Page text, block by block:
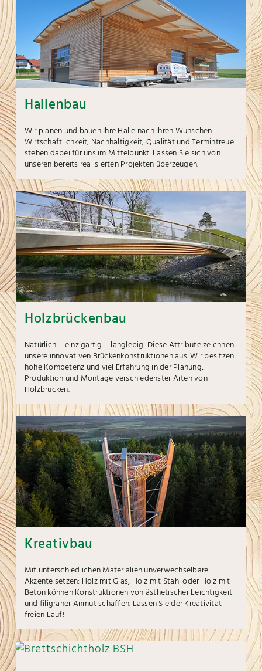
Hallenbau
Wir planen und bauen Ihre Halle nach Ihren Wünschen.
Wirtschaftlichkeit, Nachhaltigkeit, Qualität und Termintreue
stehen dabei für uns im Mittelpunkt. Lassen Sie sich von
unseren bereits realisierten Projekten überzeugen.
Holzbrückenbau
Natürlich – einzigartig – langlebig: Diese Attribute zeichnen
unsere innovativen Brückenkonstruktionen aus. Wir besitzen
hohe Kompetenz und viel Erfahrung in der Planung,
Produktion und Montage verschiedenster Arten von
Holzbrücken.
Kreativbau
Mit unterschiedlichen Materialien unverwechselbare
Akzente setzen: Holz mit Glas, Holz mit Stahl oder Holz mit
Beton können Konstruktionen von ästhetischer Leichtigkeit
und filigraner Anmut schaffen. Lassen Sie der Kreativität
freien Lauf!